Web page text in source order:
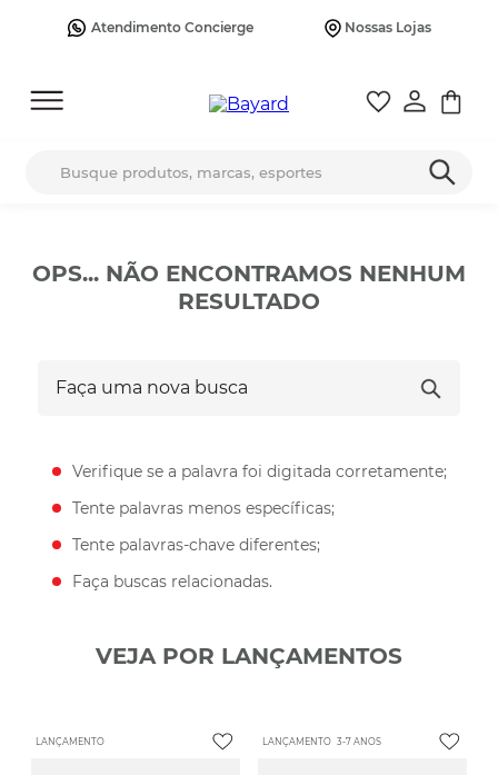
Atendimento Concierge Nossas Lojas
OPS... NÃO ENCONTRAMOS NENHUM
RESULTADO
Verifique se a palavra foi digitada corretamente;
Tente palavras menos específicas;
Tente palavras-chave diferentes;
Faça buscas relacionadas.
VEJA POR LANÇAMENTOS
LANÇAMENTO LANÇAMENTO 3-7 ANOS